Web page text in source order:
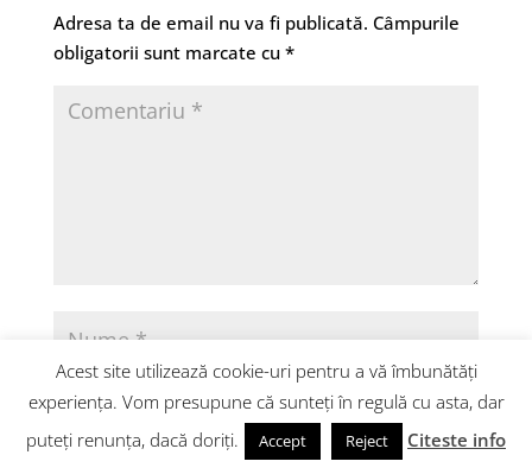
Adresa ta de email nu va fi publicată. Câmpurile
obligatorii sunt marcate cu *
Acest site utilizează cookie-uri pentru a vă îmbunătăți
experiența. Vom presupune că sunteți în regulă cu asta, dar
puteți renunța, dacă doriți.
Accept Reject Citeste info